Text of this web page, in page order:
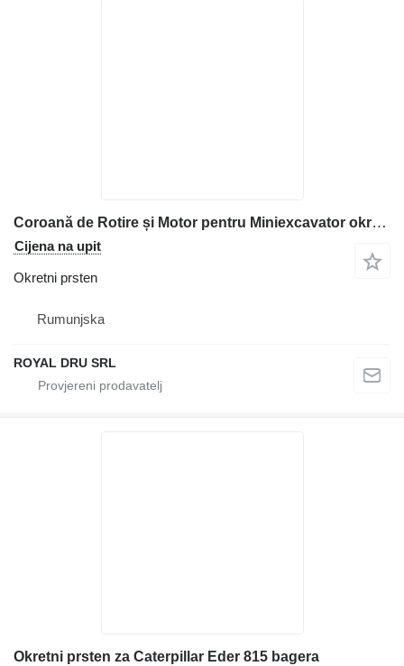
Coroană de Rotire și Motor pentru Miniexcavator okretni prsten za Caterpillar 307 B mini bagera
Cijena na upit
Okretni prsten
Rumunjska
ROYAL DRU SRL
Okretni prsten za Caterpillar Eder 815 bagera